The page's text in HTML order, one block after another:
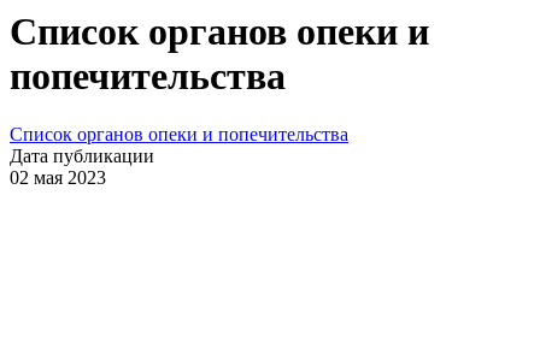
Список органов опеки и
попечительства
Список органов опеки и попечительства
Дата публикации
02 мая 2023